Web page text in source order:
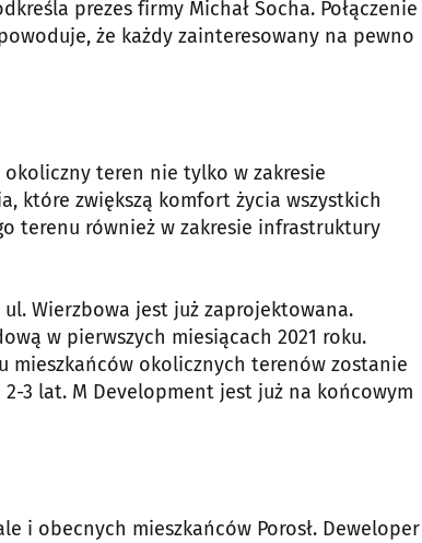
prezes firmy Michał Socha. Połączenie
że każdy zainteresowany na pewno
teren nie tylko w zakresie
które zwiększą komfort życia wszystkich
terenu również w zakresie infrastruktury
Wierzbowa jest już zaprojektowana.
w pierwszych miesiącach 2021 roku.
mieszkańców okolicznych terenów zostanie
3 lat. M Development jest już na końcowym
i obecnych mieszkańców Porosł. Deweloper